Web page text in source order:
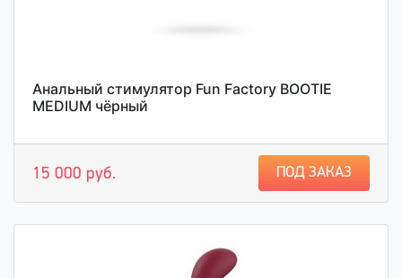
Анальный стимулятор Fun Factory BOOTIE
MEDIUM чёрный
15 000 руб. ПОД ЗАКАЗ